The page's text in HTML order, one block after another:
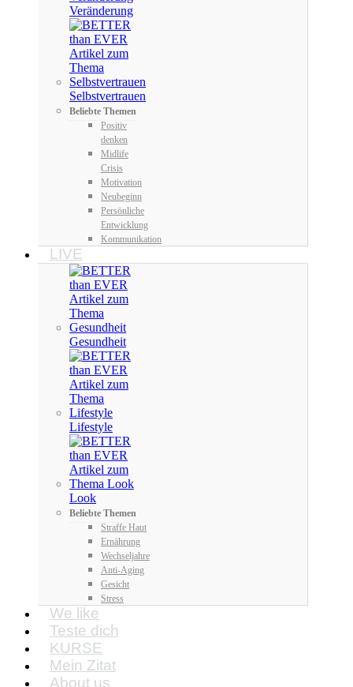
Veränderung
Selbstvertrauen
Beliebte Themen
Positiv
denken
Midlife
Crisis
Motivation
Neubeginn
Persönliche
Entwicklung
Kommunikation
LIVE
Gesundheit
Lifestyle
Look
Beliebte Themen
Straffe Haut
Ernährung
Wechseljahre
Anti-Aging
Gesicht
Stress
We like
Teste dich
KURSE
Mein Zitat
About us